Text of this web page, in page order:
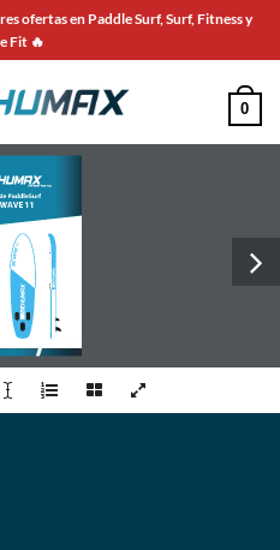
ofertas en Paddle Surf, Surf, Fitness y
Fit 🔥
0
PaddleSurf
1 1